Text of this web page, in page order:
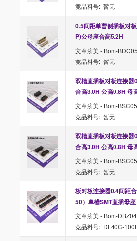
竞品料号: 暂无
0.5间距单曹侧插板对
P)公母座合高5.2H
文章济美 - Bom-
竞品料号: 暂无
双槽直插板对板连接
合高3.0H 公高0.8H 母
文章济美 - Bom-
竞品料号: 暂无
双槽直插板对板连接
合高3.0H 公高0.8H 母
文章济美 - Bom-
竞品料号: 暂无
板对板连接器0.4间距
50）单槽SMT直插母座
文章济美 - Bom-
竞品料号: DF40C-